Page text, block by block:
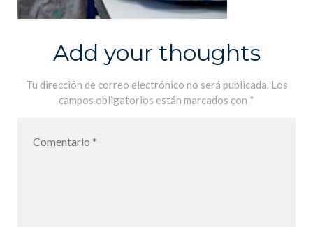
Add your thoughts
Tu dirección de correo electrónico no será publicada. Los
campos obligatorios están marcados con *